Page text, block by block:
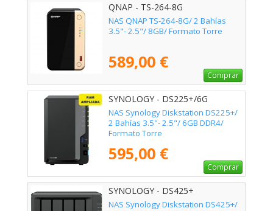
QNAP - TS-264-8G
NAS QNAP TS-264-8G/ 2 Bahías
3.5"- 2.5"/ 8GB/ Formato Torre
589,00 €
Comprar
SYNOLOGY - DS225+/6G
NAS Synology Diskstation DS225+/
2 Bahías 3.5"- 2.5"/ 6GB DDR4/
Formato Torre
595,00 €
Comprar
SYNOLOGY - DS425+
NAS Synology Diskstation DS425+/